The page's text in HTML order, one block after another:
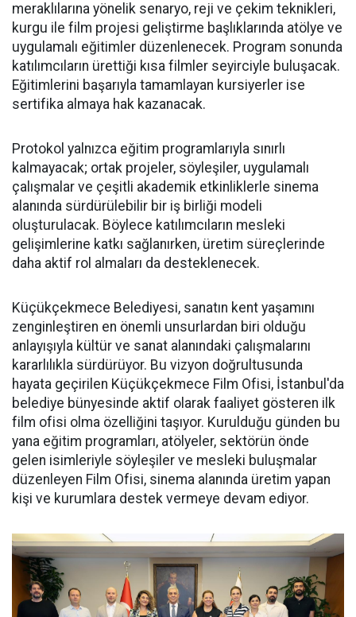
meraklılarına yönelik senaryo, reji ve çekim teknikleri,
kurgu ile film projesi geliştirme başlıklarında atölye ve
uygulamalı eğitimler düzenlenecek. Program sonunda
katılımcıların ürettiği kısa filmler seyirciyle buluşacak.
Eğitimlerini başarıyla tamamlayan kursiyerler ise
sertifika almaya hak kazanacak.
Protokol yalnızca eğitim programlarıyla sınırlı
kalmayacak; ortak projeler, söyleşiler, uygulamalı
çalışmalar ve çeşitli akademik etkinliklerle sinema
alanında sürdürülebilir bir iş birliği modeli
oluşturulacak. Böylece katılımcıların mesleki
gelişimlerine katkı sağlanırken, üretim süreçlerinde
daha aktif rol almaları da desteklenecek.
Küçükçekmece Belediyesi, sanatın kent yaşamını
zenginleştiren en önemli unsurlardan biri olduğu
anlayışıyla kültür ve sanat alanındaki çalışmalarını
kararlılıkla sürdürüyor. Bu vizyon doğrultusunda
hayata geçirilen Küçükçekmece Film Ofisi, İstanbul'da
belediye bünyesinde aktif olarak faaliyet gösteren ilk
film ofisi olma özelliğini taşıyor. Kurulduğu günden bu
yana eğitim programları, atölyeler, sektörün önde
gelen isimleriyle söyleşiler ve mesleki buluşmalar
düzenleyen Film Ofisi, sinema alanında üretim yapan
kişi ve kurumlara destek vermeye devam ediyor.